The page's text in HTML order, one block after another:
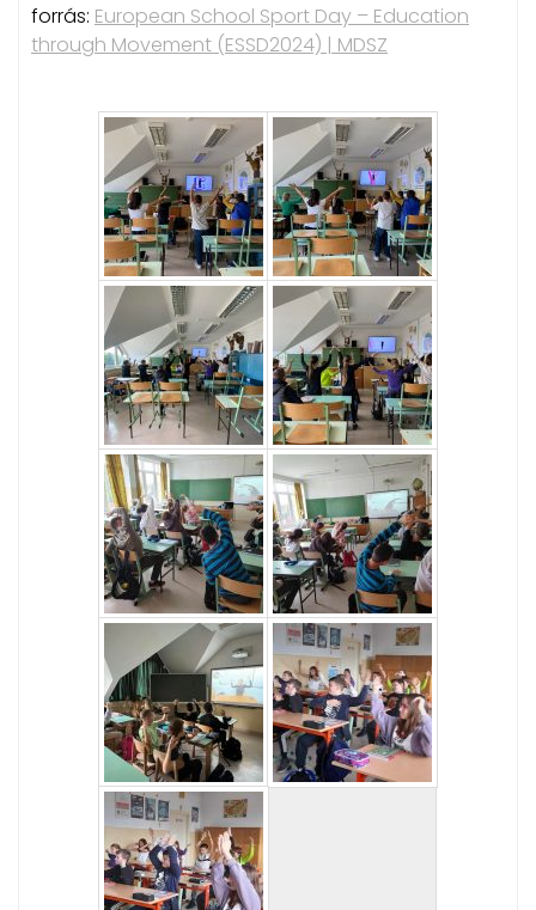
forrás: European School Sport Day – Education
through Movement (ESSD2024) | MDSZ